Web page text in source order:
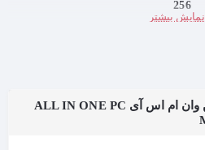
256
نظرات برای کامپیوتر آل این وان ام اس آی ALL IN ONE PC